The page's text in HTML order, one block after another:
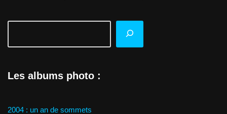
Les albums photo :
2004 : un an de sommets